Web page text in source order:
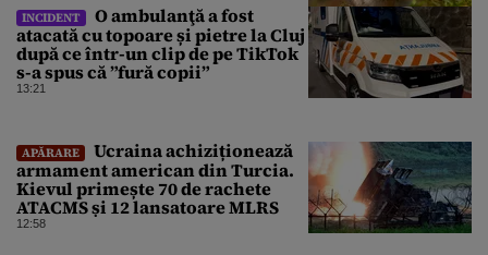
INCIDENT
O ambulanţă a fost
atacată cu topoare și pietre la Cluj
după ce într-un clip de pe TikTok
s-a spus că ”fură copii”
13:21
APĂRARE
Ucraina achiziționează
armament american din Turcia.
Kievul primește 70 de rachete
ATACMS și 12 lansatoare MLRS
12:58